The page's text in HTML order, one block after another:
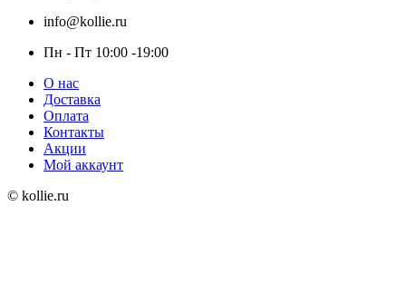
info@kollie.ru
Пн - Пт 10:00 -19:00
О нас
Доставка
Оплата
Контакты
Акции
Мой аккаунт
© kollie.ru